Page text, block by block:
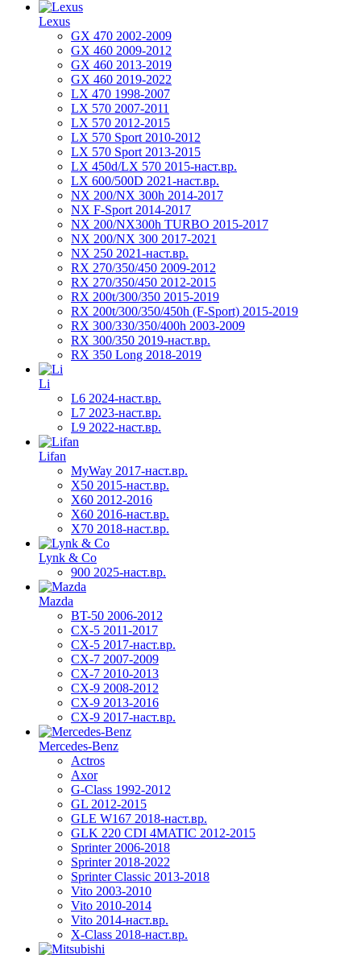
Lexus
GX 470 2002-2009
GX 460 2009-2012
GX 460 2013-2019
GX 460 2019-2022
LX 470 1998-2007
LX 570 2007-2011
LX 570 2012-2015
LX 570 Sport 2010-2012
LX 570 Sport 2013-2015
LX 450d/LX 570 2015-наст.вр.
LX 600/500D 2021-наст.вр.
NX 200/NX 300h 2014-2017
NX F-Sport 2014-2017
NX 200/NX300h TURBO 2015-2017
NX 200/NX 300 2017-2021
NX 250 2021-наст.вр.
RX 270/350/450 2009-2012
RX 270/350/450 2012-2015
RX 200t/300/350 2015-2019
RX 200t/300/350/450h (F-Sport) 2015-2019
RX 300/330/350/400h 2003-2009
RX 300/350 2019-наст.вр.
RX 350 Long 2018-2019
Li
L6 2024-наст.вр.
L7 2023-наст.вр.
L9 2022-наст.вр.
Lifan
MyWay 2017-наст.вр.
X50 2015-наст.вр.
X60 2012-2016
X60 2016-наст.вр.
X70 2018-наст.вр.
Lynk & Co
900 2025-наст.вр.
Mazda
BT-50 2006-2012
CX-5 2011-2017
CX-5 2017-наст.вр.
CX-7 2007-2009
CX-7 2010-2013
CX-9 2008-2012
CX-9 2013-2016
CX-9 2017-наст.вр.
Mercedes-Benz
Actros
Axor
G-Class 1992-2012
GL 2012-2015
GLE W167 2018-наст.вр.
GLK 220 CDI 4MATIC 2012-2015
Sprinter 2006-2018
Sprinter 2018-2022
Sprinter Classic 2013-2018
Vito 2003-2010
Vito 2010-2014
Vito 2014-наст.вр.
X-Class 2018-наст.вр.